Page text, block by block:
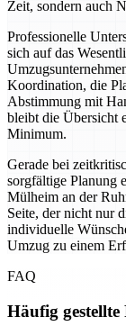
Zeit, sondern auch
Professionelle
sich auf das
Koordination, die
Abstimmung mit
bleibt die Übersicht
Minimum.
Gerade bei
sorgfältige Planung
Mülheim an der
Seite, der nicht nur
individuelle
Umzug zu einem
FAQ
Häufig gestellte